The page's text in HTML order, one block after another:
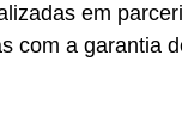
em
com a garantia